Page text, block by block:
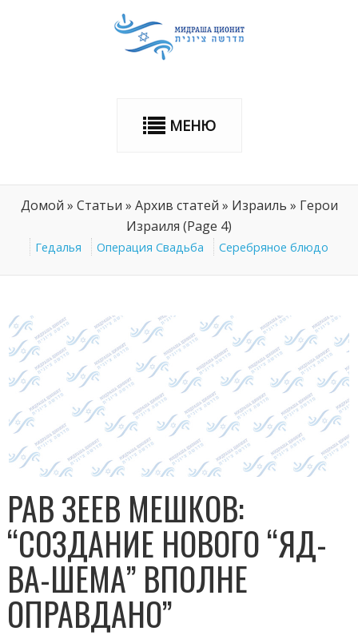
МЕНЮ
Домой » Статьи » Архив статей » Израиль » Герои
Израиля (Page 4)
Гедалья Операция Свадьба Серебряное блюдо
РАВ ЗЕЕВ МЕШКОВ:
“СОЗДАНИЕ НОВОГО “ЯД-
ВА-ШЕМА” ВПОЛНЕ
ОПРАВДАНО”